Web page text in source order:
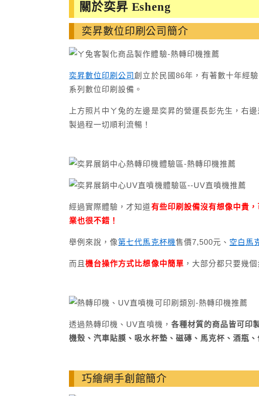
關於奕昇 Esheng
奕昇數位印刷公司簡介
奕昇數位印刷公司創立於民國86年，有著數十年經
系列數位印刷設備。
上方照片中ㄚ兔的左邊是奕昇的營運長彭先生，右
製過程一切順利流暢！
經過實際體驗，才知道有些印刷設備沒有想像中貴
業也很不錯！
舉例來說，像第七代馬克杯機售價7,500元、 空白馬
而且機台操作方式比想像中簡單 ，大部分都只要幾
透過熱轉印機、UV直噴機， 各種材質的商品皆可印
機殼、汽車貼膜、吸水杯墊、磁磚、馬克杯、酒瓶
巧繪網手創館簡介